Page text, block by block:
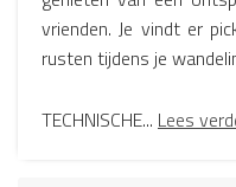
vrienden. Je vindt er
rusten tijdens je
TECHNISCHE... Lees